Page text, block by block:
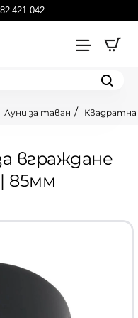
421 042
вграждане
85мм
Луни за таван Квадратна